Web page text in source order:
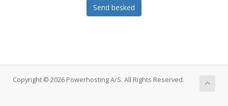
Send besked
Copyright © 2026 Powerhosting A/S. All Rights Reserved.